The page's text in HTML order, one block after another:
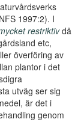
1997:2). I
restriktivdå
etc,
överföring av
plantor i det
utväg ser sig
är det i
genom